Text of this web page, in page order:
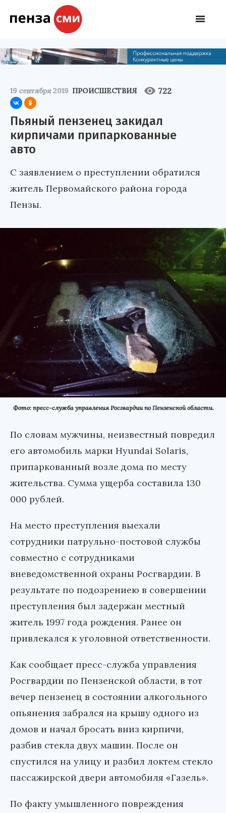
19 сентября 2019 ПРОИСШЕСТВИЯ 722
Пьяный пензенец закидал
кирпичами припаркованные
авто
С заявлением о преступлении обратился
житель Первомайского района города
Пензы.
Фото: пресс-служба управления Росгвардии по Пензенской области.
По словам мужчины, неизвестный повредил
его автомобиль марки Hyundai Solaris,
припаркованный возле дома по месту
жительства. Сумма ущерба составила 130
000 рублей.
На место преступления выехали
сотрудники патрульно-постовой службы
совместно с сотрудниками
вневедомственной охраны Росгвардии. В
результате по подозрениею в совершении
преступления был задержан местный
житель 1997 года рождения. Ранее он
привлекался к уголовной ответственности.
Как сообщает пресс-служба управления
Росгвардии по Пензенской области, в тот
вечер пензенец в состоянии алкогольного
опьянения забрался на крышу одного из
домов и начал бросать вниз кирпичи,
разбив стекла двух машин. После он
спустился на улицу и разбил локтем стекло
пассажирской двери автомобиля «Газель».
По факту умышленного повреждения